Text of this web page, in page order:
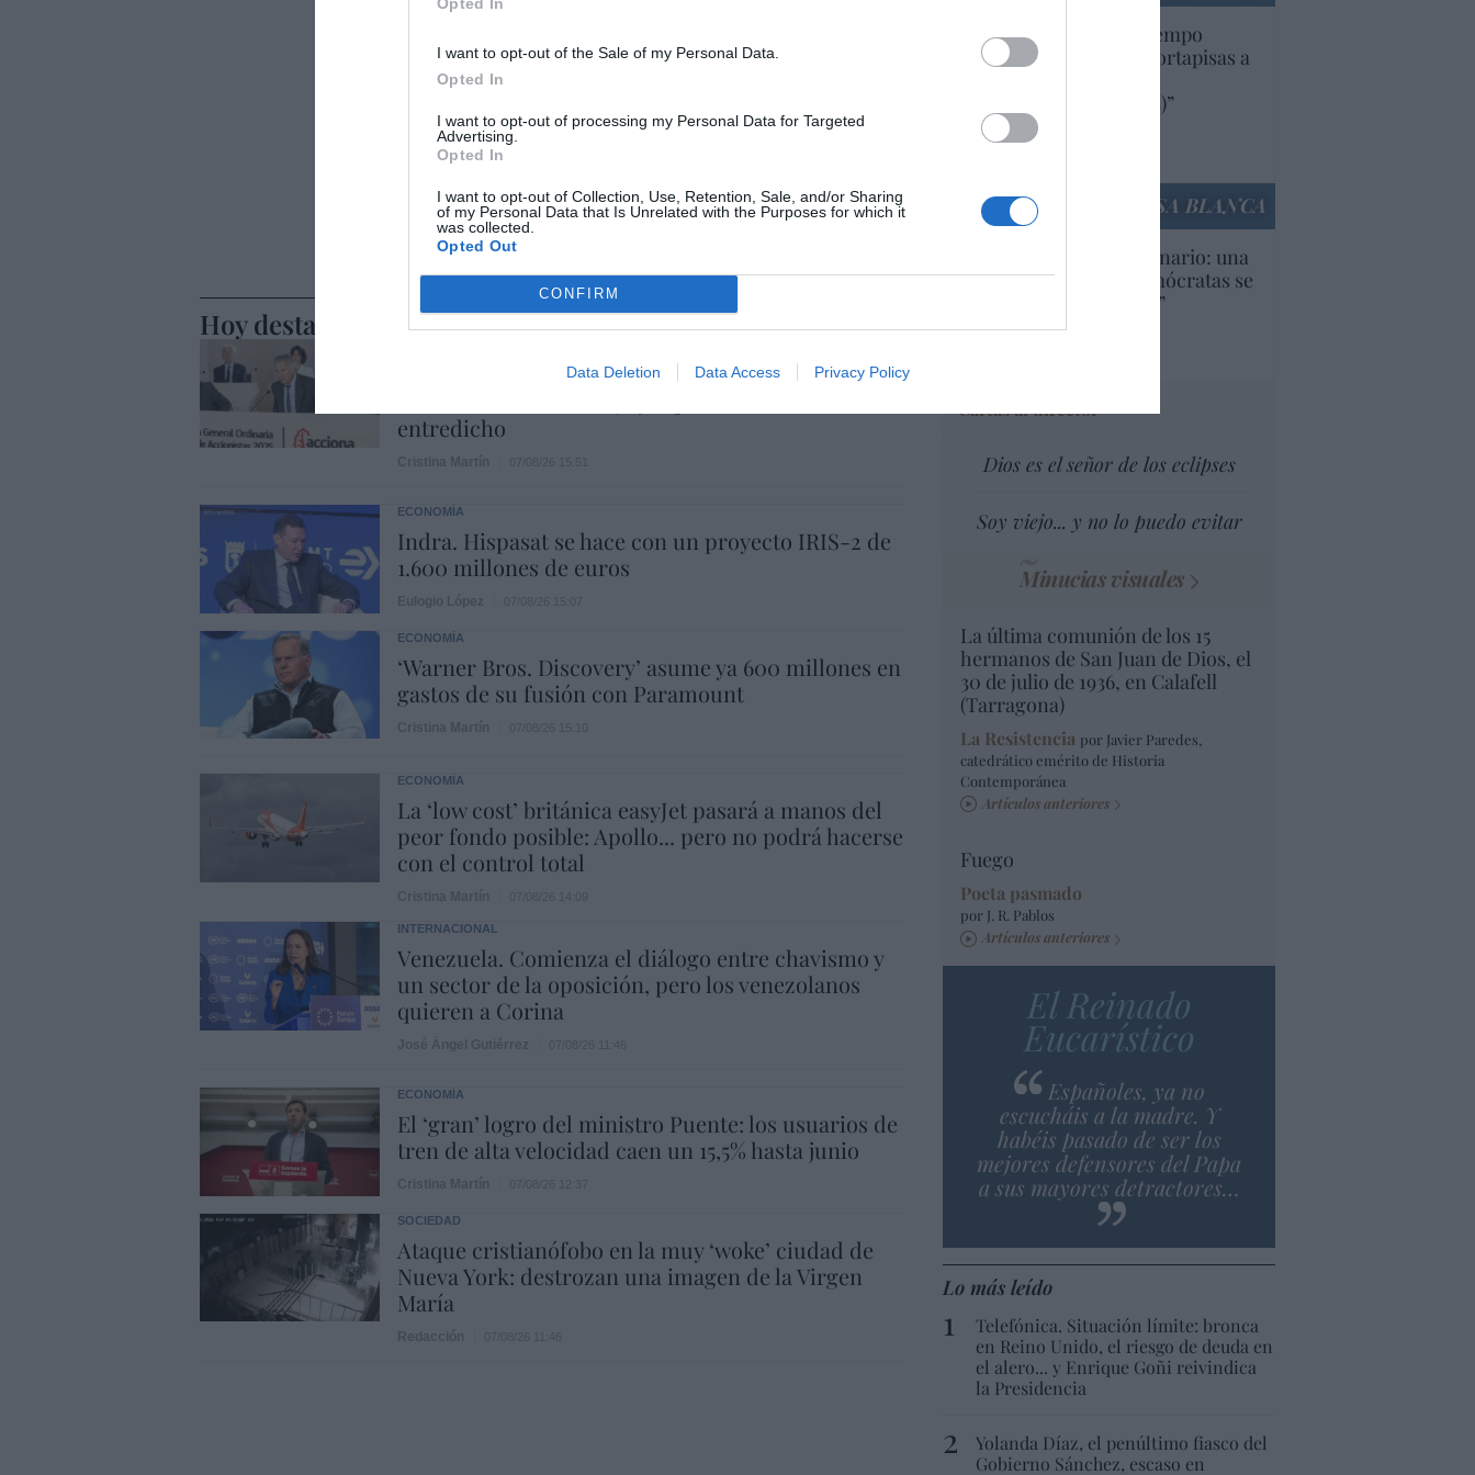
I want to opt-out of the Sale of my Personal Data.
Opted In
I want to opt-out of processing my Personal Data for Targeted
Advertising.
Opted In
I want to opt-out of Collection, Use, Retention, Sale, and/or Sharing
of my Personal Data that Is Unrelated with the Purposes for which it
was collected.
Opted Out
CONFIRM
Data Deletion Data Access Privacy Policy
Hoy destacamos
El divorcio imposible de los Entrecanales: deuda al
entredicho
ECONOMÍA
Indra. Hispasat se hace con un proyecto IRIS-2 de
1.600 millones de euros
ECONOMÍA
‘Warner Bros. Discovery’ asume ya 600 millones en
gastos de su fusión con Paramount
ECONOMÍA
La ‘low cost’ británica easyJet pasará a manos del
peor fondo posible: Apollo... pero no podrá hacerse
con el control total
INTERNACIONAL
Venezuela. Comienza el diálogo entre chavismo y
un sector de la oposición, pero los venezolanos
quieren a Corina
ECONOMÍA
El ‘gran’ logro del ministro Puente: los usuarios de
tren de alta velocidad caen un 15,5% hasta junio
SOCIEDAD
Ataque cristianófobo en la muy ‘woke’ ciudad de
Nueva York: destrozan una imagen de la Virgen
María
“Europa lleva mucho tiempo
poniendo aranceles y cortapisas a
americanas (y europeas)”
por Ana Sánchez Arjona
LA CASA BLANCA
EEUU. Inquietante escenario: una
tercera parte de los demócratas se
define como “socialista”
por Ignacio Aguirre
Cartas al director
Dios es el señor de los eclipses
Soy viejo... y no lo puedo evitar
Minucias visuales
La última comunión de los 15
hermanos de San Juan de Dios, el
30 de julio de 1936, en Calafell
(Tarragona)
La Resistencia por Javier Paredes,
catedrático emérito de Historia
Contemporánea
Artículos anteriores
Fuego
Poeta pasmado
por J. R. Pablos
Artículos anteriores
El Reinado
Eucarístico
Españoles, ya no
escucháis a la madre. Y
habéis pasado de ser los
mejores defensores del Papa
a sus mayores detractores…
Lo más leído
Telefónica. Situación límite: bronca
en Reino Unido, el riesgo de deuda en
el alero... y Enrique Goñi reivindica
la Presidencia
Yolanda Díaz, el penúltimo fiasco del
Gobierno Sánchez, escaso en